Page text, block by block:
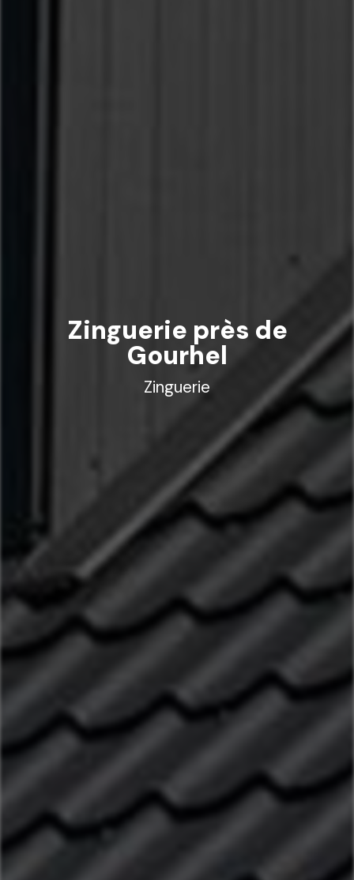
Zinguerie près de
Gourhel
Zinguerie